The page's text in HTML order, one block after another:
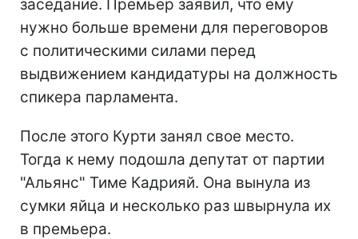
заседание. Премьер заявил, что ему
нужно больше времени для переговоров
с политическими силами перед
выдвижением кандидатуры на должность
спикера парламента.
После этого Курти занял свое место.
Тогда к нему подошла депутат от партии
"Альянс" Тиме Кадрияй. Она вынула из
сумки яйца и несколько раз швырнула их
в премьера.